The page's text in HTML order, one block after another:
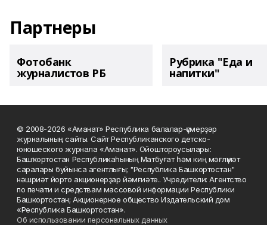
Партнеры
Фотобанк
журналистов РБ
Рубрика "Еда и
напитки"
© 2008-2026 «Аманат» Республика балалар-үҫмерҙәр
журналының сайты. Сайт Республиканского детско-
юношеского журнала «Аманат». Ойоштороусылары:
Башҡортостан Республикаһының Матбуғат һәм киң мәғлүмәт
саралары буйынса агентлығы; "Республика Башкортостан"
нәшриәт йорто акционерҙар йәмғиәте.. Учредители: Агентство
по печати и средствам массовой информации Республики
Башкортостан; Акционерное общество Издательский дом
«Республика Башкортостан».
Об использовании персональных данных